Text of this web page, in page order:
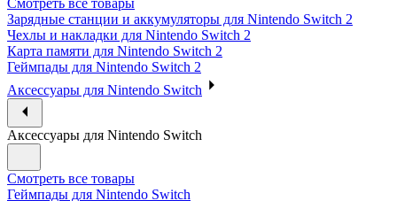
Смотреть все товары
Зарядные станции и аккумуляторы для Nintendo Switch 2
Чехлы и накладки для Nintendo Switch 2
Карта памяти для Nintendo Switch 2
Геймпады для Nintendo Switch 2
Аксессуары для Nintendo Switch
Аксессуары для Nintendo Switch
Смотреть все товары
Геймпады для Nintendo Switch